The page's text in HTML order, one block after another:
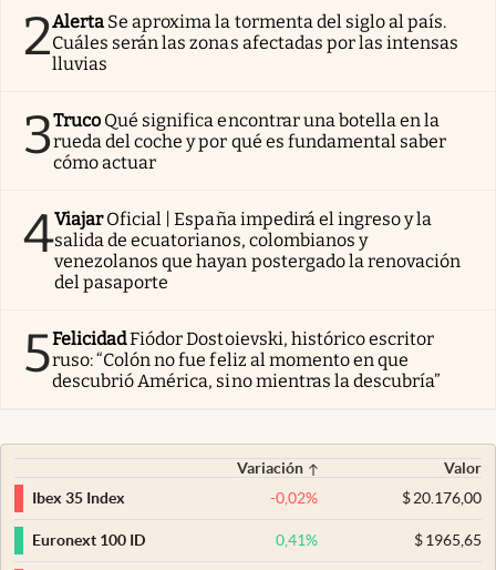
2Alerta Se aproxima la tormenta del siglo al país.
Cuáles serán las zonas afectadas por las intensas
lluvias
3Truco Qué significa encontrar una botella en la
rueda del coche y por qué es fundamental saber
cómo actuar
4Viajar Oficial | España impedirá el ingreso y la
salida de ecuatorianos, colombianos y
venezolanos que hayan postergado la renovación
del pasaporte
5FelicidadFiódor Dostoievski, histórico escritor
ruso: “Colón no fue feliz al momento en que
descubrió América, sino mientras la descubría”
Variación
Valor
Ibex 35 Index
-0,02% $20.176,00
Euronext 100 ID 0,41% $1965,65